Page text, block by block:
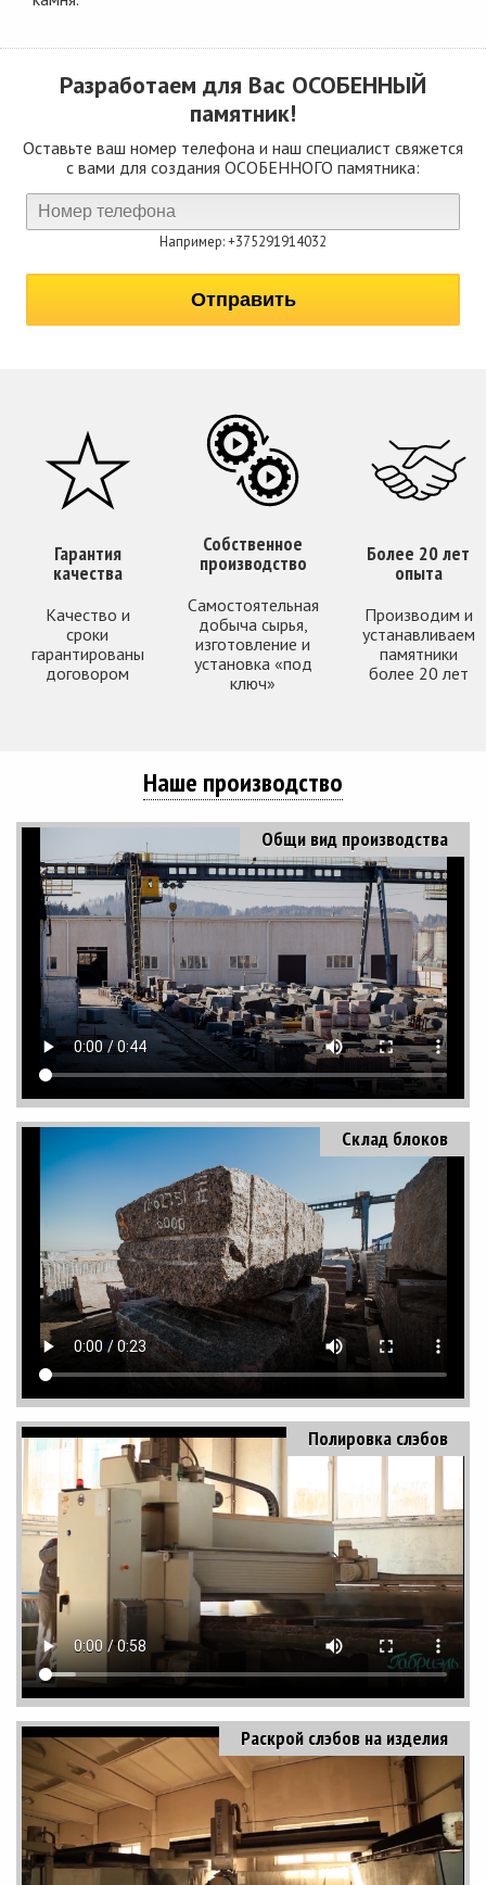
Разработаем для Вас ОСОБЕННЫЙ
памятник!
Оставьте ваш номер телефона и наш специалист свяжется
с вами для создания ОСОБЕННОГО памятника:
Например: +375291914032
Гарантия
качества
Качество и
сроки
гарантированы
договором
Собственное
производство
Самостоятельная
добыча сырья,
изготовление и
установка «под
ключ»
Более 20 лет
опыта
Производим и
устанавливаем
памятники
более 20 лет
Наше производство
Общи вид производства
Склад блоков
Полировка слэбов
Раскрой слэбов на изделия